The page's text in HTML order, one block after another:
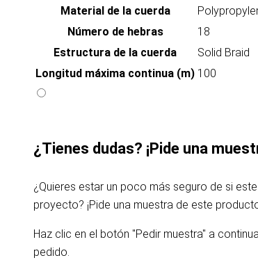
Material de la cuerda
Número de hebras
18
Estructura de la cuerda
Solid Braid
Longitud máxima continua (m) 100
¿Tienes dudas? ¡Pide una
¿Quieres estar un poco más seguro de si
proyecto? ¡Pide una muestra de este
Haz clic en el botón "Pedir muestra" a
pedido.